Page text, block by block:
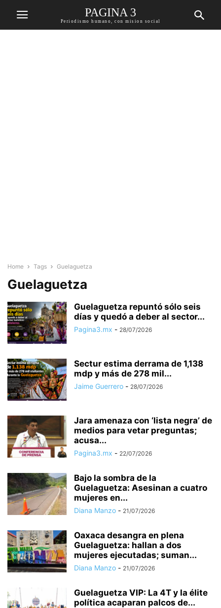
PAGINA 3
Periodismo humano, con mision social
Home Tags Guelaguetza
Guelaguetza
Guelaguetza repuntó sólo seis
días y quedó a deber al sector...
Pagina3.mx - 28/07/2026
Sectur estima derrama de 1,138
mdp y más de 278 mil...
Jaime Guerrero - 28/07/2026
Jara amenaza con ‘lista negra’ de
medios para vetar preguntas;
acusa...
Pagina3.mx - 22/07/2026
Bajo la sombra de la
Guelaguetza: Asesinan a cuatro
mujeres en...
Diana Manzo - 21/07/2026
Oaxaca desangra en plena
Guelaguetza: hallan a dos
mujeres ejecutadas; suman...
Diana Manzo - 21/07/2026
Guelaguetza VIP: La 4T y la élite
política acaparan palcos de...